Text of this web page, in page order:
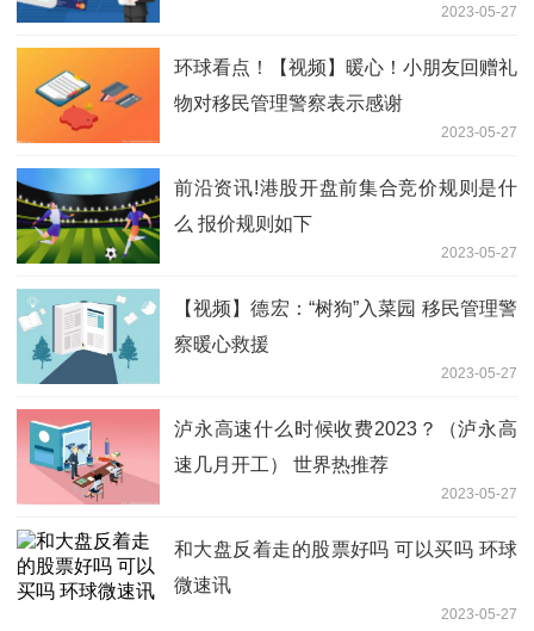
2023-05-27
环球看点！【视频】暖心！小朋友回赠礼
物对移民管理警察表示感谢
2023-05-27
前沿资讯!港股开盘前集合竞价规则是什
么 报价规则如下
2023-05-27
【视频】德宏：“树狗”入菜园 移民管理警
察暖心救援
2023-05-27
泸永高速什么时候收费2023？（泸永高
速几月开工） 世界热推荐
2023-05-27
和大盘反着走的股票好吗 可以买吗 环球
微速讯
2023-05-27